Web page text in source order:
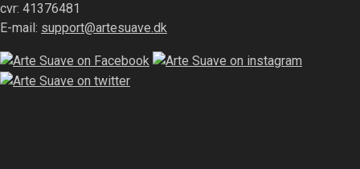
cvr: 41376481
E-mail: support@artesuave.dk